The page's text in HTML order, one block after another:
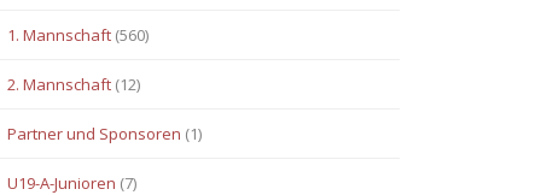
1. Mannschaft (560)
2. Mannschaft (12)
Partner und Sponsoren (1)
U19-A-Junioren (7)